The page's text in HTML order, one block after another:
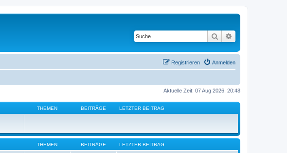
Suche
Anmelden
Registrieren
Aktuelle Zeit: 07 Aug 2026, 20:48
THEMEN BEITRÄGE LETZTER BEITRAG
THEMEN BEITRÄGE LETZTER BEITRAG